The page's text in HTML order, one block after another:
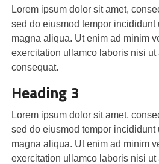
Lorem ipsum dolor sit amet,
sed do eiusmod tempor incididunt
magna aliqua. Ut enim ad minim
exercitation ullamco laboris nisi
consequat.
Heading 3
Lorem ipsum dolor sit amet,
sed do eiusmod tempor incididunt
magna aliqua. Ut enim ad minim
exercitation ullamco laboris nisi